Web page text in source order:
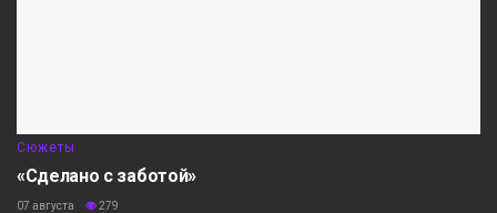
Сюжеты
«Сделано с заботой»
07 августа 279